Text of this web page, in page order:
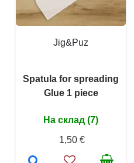
Jig&Puz
Spatula for spreading
Glue 1 piece
На склад (7)
1,50 €